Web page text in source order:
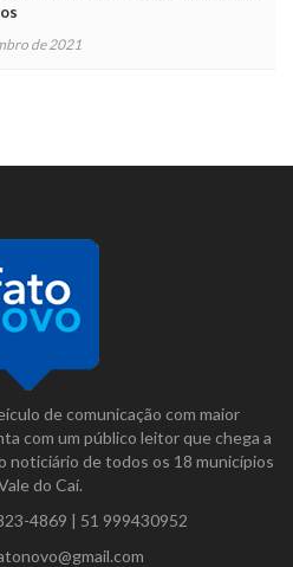
de 2021
de comunicação com maior
com um público leitor que chega a
noticiário de todos os 18 municípios
do Caí.
4869 | 51 999430952